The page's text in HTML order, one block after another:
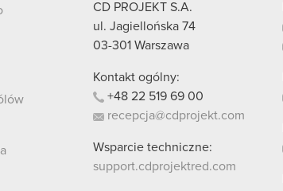
CD PROJEKT S.A.
ul. Jagiellońska 74
03-301 Warszawa
Kontakt ogólny:
+48 22 519 69 00
recepcja@cdprojekt.com
Wsparcie techniczne:
support.cdprojektred.com